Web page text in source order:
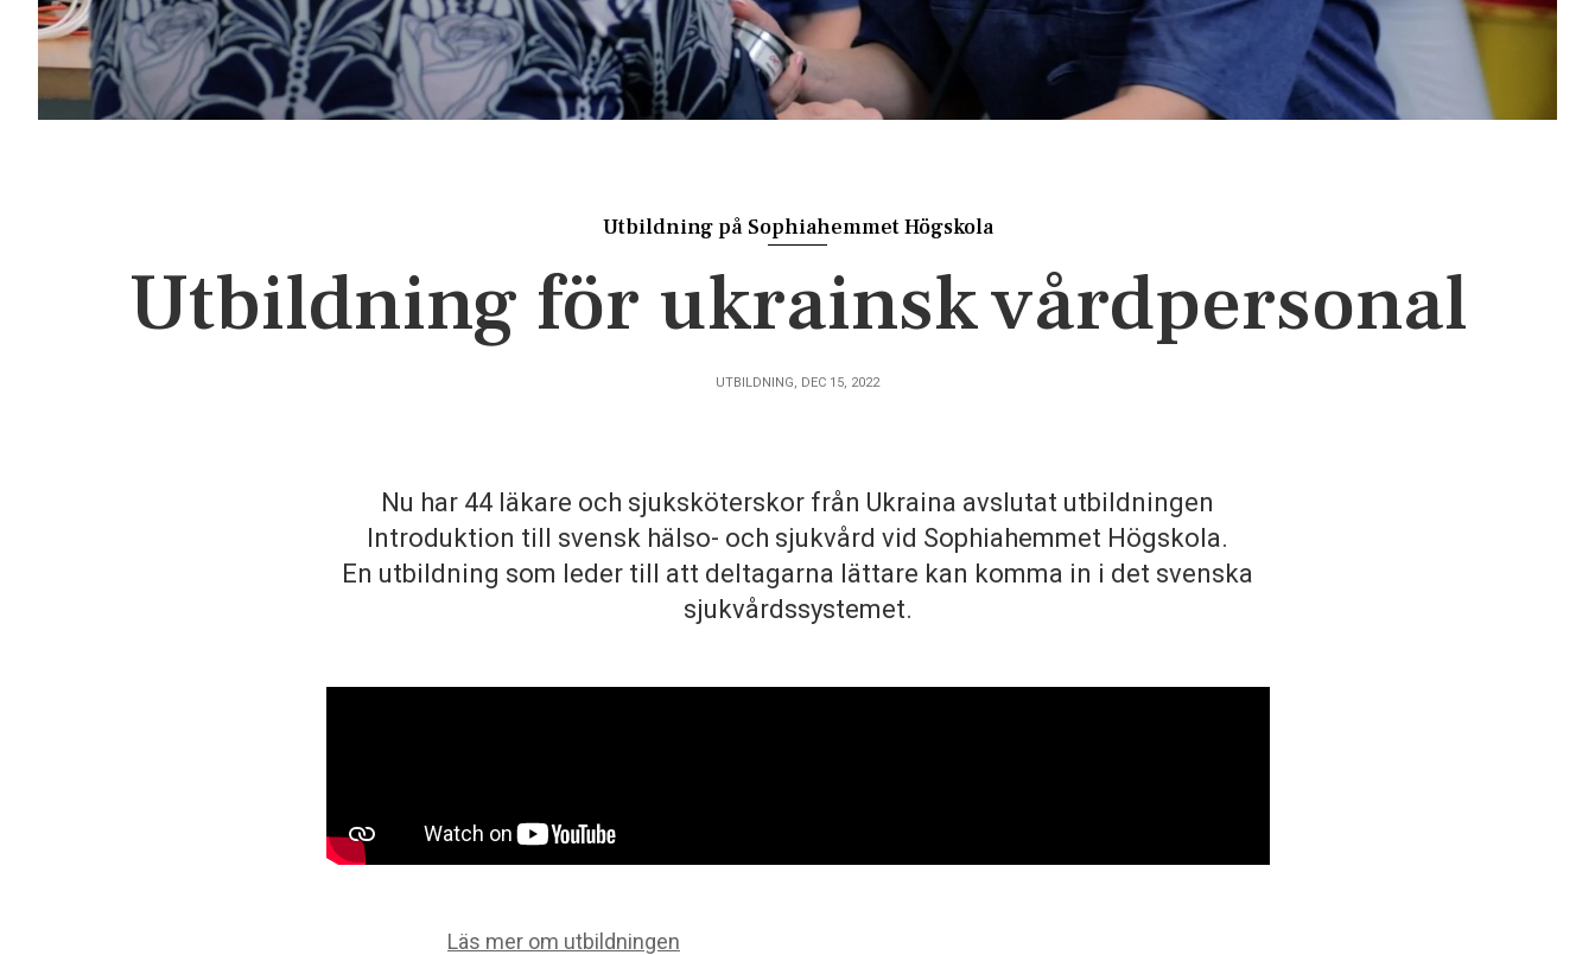
Utbildning på Sophiahemmet Högskola
Utbildning för ukrainsk vårdpersonal
UTBILDNING, DEC 15, 2022
Nu har 44 läkare och sjuksköterskor från Ukraina avslutat utbildningen
Introduktion till svensk hälso- och sjukvård vid Sophiahemmet Högskola.
En utbildning som leder till att deltagarna lättare kan komma in i det svenska
sjukvårdssystemet.
Läs mer om utbildningen